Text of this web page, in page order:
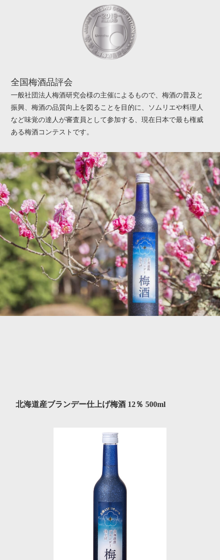
全国梅酒品評会
一般社団法人梅酒研究会様の主催によるもので、梅酒の普及と
振興、梅酒の品質向上を図ることを目的に、ソムリエや料理人
など味覚の達人が審査員として参加する、現在日本で最も権威
ある梅酒コンテストです。
北海道産ブランデー仕上げ梅酒 12％ 500ml